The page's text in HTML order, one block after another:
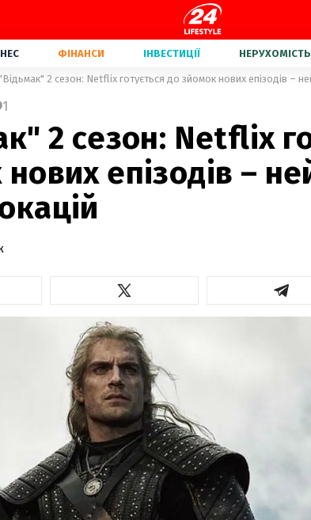
ФІНАНСИ ІНВЕСТИЦІЇ НЕРУХОМІСТЬ
2 сезон: Netflix готується до зйомок нових епізодів –
1
2 сезон: Netflix
епізодів –